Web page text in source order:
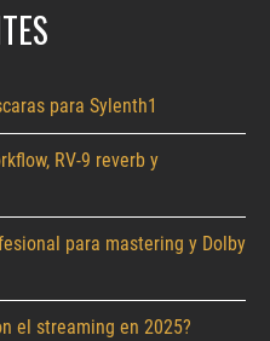
para Sylenth1
RV-9 reverb y
para mastering y Dolby
el streaming en 2025?